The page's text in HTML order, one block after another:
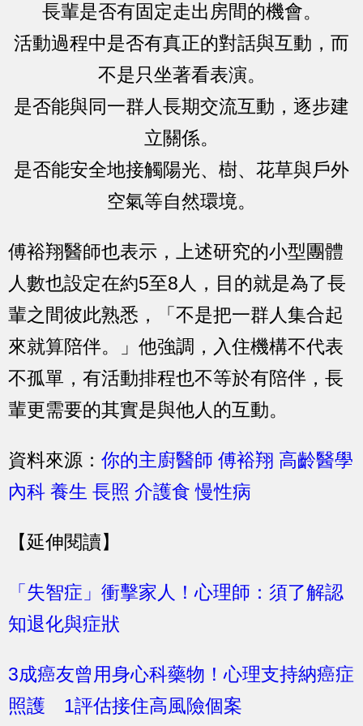
長輩是否有固定走出房間的機會。
活動過程中是否有真正的對話與互動，而
不是只坐著看表演。
是否能與同一群人長期交流互動，逐步建
立關係。
是否能安全地接觸陽光、樹、花草與戶外
空氣等自然環境。
傅裕翔醫師也表示，上述研究的小型團體
人數也設定在約5至8人，目的就是為了長
輩之間彼此熟悉，「不是把一群人集合起
來就算陪伴。」他強調，入住機構不代表
不孤單，有活動排程也不等於有陪伴，長
輩更需要的其實是與他人的互動。
資料來源： 你的主廚醫師 傅裕翔 高齡醫學
內科 養生 長照 介護食 慢性病
【延伸閱讀】
「失智症」衝擊家人！心理師：須了解認
知退化與症狀
3成癌友曾用身心科藥物！心理支持納癌症
照護 1評估接住高風險個案